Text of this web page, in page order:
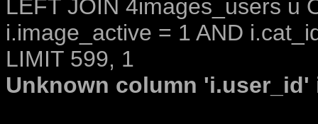
LEFT JOIN 4images_users u
i.image_active = 1 AND
LIMIT 599, 1
Unknown column